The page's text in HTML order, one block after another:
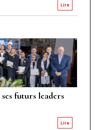
Lire
futurs leaders
Lire